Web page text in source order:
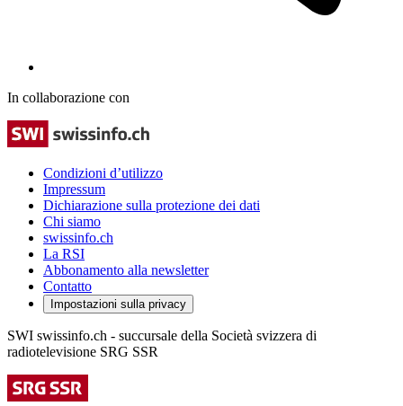
In collaborazione con
Condizioni d’utilizzo
Impressum
Dichiarazione sulla protezione dei dati
Chi siamo
swissinfo.ch
La RSI
Abbonamento alla newsletter
Contatto
Impostazioni sulla privacy
SWI swissinfo.ch - succursale della Società svizzera di
radiotelevisione SRG SSR